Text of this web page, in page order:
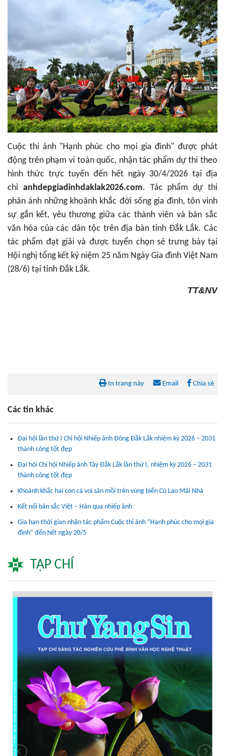
Cuộc thi ảnh "Hạnh phúc cho mọi gia đình" được phát
động trên phạm vi toàn quốc, nhận tác phẩm dự thi theo
hình thức trực tuyến đến hết ngày 30/4/2026 tại địa
chỉ anhdepgiadinhdaklak2026.com. Tác phẩm dự thi
phản ánh những khoảnh khắc đời sống gia đình, tôn vinh
sự gắn kết, yêu thương giữa các thành viên và bản sắc
văn hóa của các dân tộc trên địa bàn tỉnh Đắk Lắk. Các
tác phẩm đạt giải và được tuyển chọn sẽ trưng bày tại
Hội nghị tổng kết kỷ niệm 25 năm Ngày Gia đình Việt Nam
(28/6) tại tỉnh Đắk Lắk.
TT&NV
In trang này Email Chia sẻ
Các tin khác
Đại hội lần thứ I Chi hội Nhiếp ảnh Đông Đắk Lắk nhiệm kỳ 2026 – 2031
thành công tốt đẹp
Đại hội Chi hội Nhiếp ảnh Tây Đắk Lắk lần thứ I, nhiệm kỳ 2026 – 2031
thành công tốt đẹp
Khoảnh khắc hai con cá voi săn mồi trên vùng biển Cù Lao Mái Nhà
Kết nối bản sắc Việt – Hàn qua nhiếp ảnh
Gia hạn thời gian nhận tác phẩm Cuộc thi ảnh “Hạnh phúc cho mọi gia
đình” đến hết ngày 20/5
TẠP CHÍ